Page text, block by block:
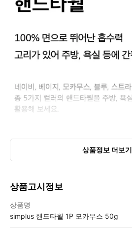
상품정보 더보기
상품고시정보
상품명
simplus 핸드타월 1P 모카무스 50g